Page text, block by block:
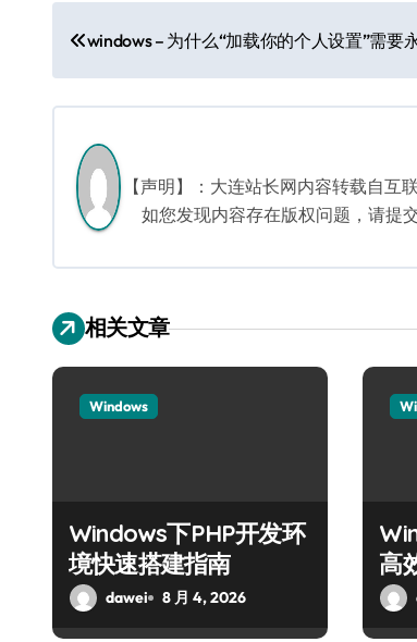
文
章
导
航
windows – 为什么“加载你的个人设置”需要
【声明】：大连站长网内容转载自互
如您发现内容存在版权问题，请提
相关文章
Windows
Windows下PHP开发环
境快速搭建指南
dawei 8 月 4, 2026
高